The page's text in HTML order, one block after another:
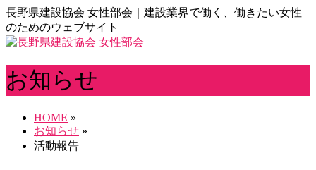
長野県建設協会 女性部会｜建設業界で働く、働きたい女性
のためのウェブサイト
お知らせ
HOME »
お知らせ »
活動報告